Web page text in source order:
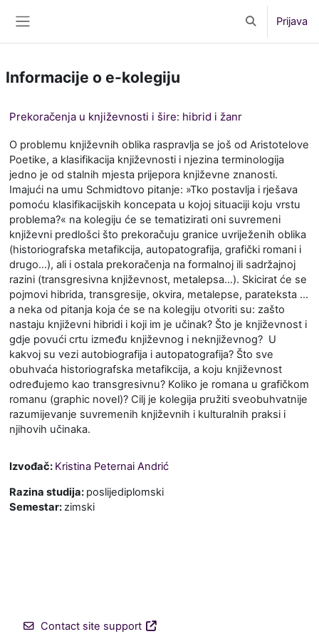
Toggle search
Prijava
Informacije o e-kolegiju
Prekoračenja u književnosti i šire: hibrid i žanr
O problemu književnih oblika raspravlja se još od Aristotelove
Poetike, a klasifikacija književnosti i njezina terminologija
jedno je od stalnih mjesta prijepora književne znanosti.
Imajući na umu Schmidtovo pitanje: »Tko postavlja i rješava
pomoću klasifikacijskih koncepata u kojoj situaciji koju vrstu
problema?« na kolegiju će se tematizirati oni suvremeni
književni predlošci što prekoračuju granice uvriježenih oblika
(historiografska metafikcija, autopatografija, grafički romani i
drugo…), ali i ostala prekoračenja na formalnoj ili sadržajnoj
razini (transgresivna književnost, metalepsa…). Skicirat će se
pojmovi hibrida, transgresije, okvira, metalepse, parateksta …
a neka od pitanja koja će se na kolegiju otvoriti su: zašto
nastaju književni hibridi i koji im je učinak? Što je književnost i
gdje povući crtu između književnog i neknjiževnog? U
kakvoj su vezi autobiografija i autopatografija? Što sve
obuhvaća historiografska metafikcija, a koju književnost
određujemo kao transgresivnu? Koliko je romana u grafičkom
romanu (graphic novel)? Cilj je kolegija pružiti sveobuhvatnije
razumijevanje suvremenih književnih i kulturalnih praksi i
njihovih učinaka.
Izvođač: Kristina Peternai Andrić
Razina studija: poslijediplomski
Semestar:zimski
Contact site support